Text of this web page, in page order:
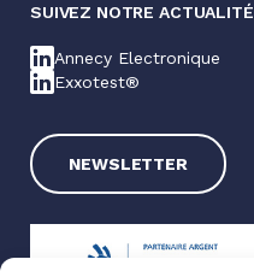
SUIVEZ NOTRE ACTUALITÉ
Annecy Electronique
Exxotest®
NEWSLETTER